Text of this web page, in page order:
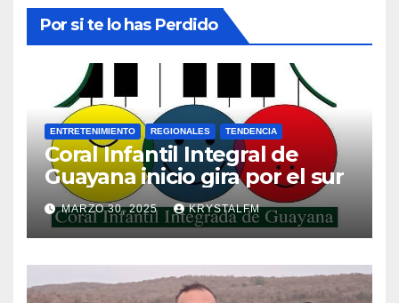
Por si te lo has Perdido
ENTRETENIMIENTO REGIONALES TENDENCIA
Coral Infantil Integral de
Guayana inicio gira por el sur
MARZO 30, 2025 KRYSTALFM